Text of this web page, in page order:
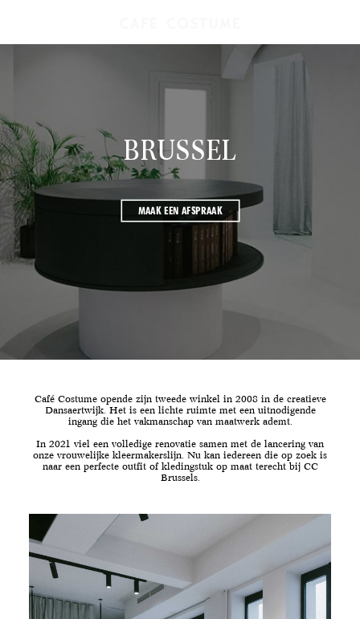
BRUSSEL
MAAK EEN AFSPRAAK
Café Costume opende zijn tweede winkel in 2008 in de creatieve
Dansaertwijk. Het is een lichte ruimte met een uitnodigende
ingang die het vakmanschap van maatwerk ademt.
In 2021 viel een volledige renovatie samen met de lancering van
onze vrouwelijke kleermakerslijn. Nu kan iedereen die op zoek is
naar een perfecte outfit of kledingstuk op maat terecht bij CC
Brussels.